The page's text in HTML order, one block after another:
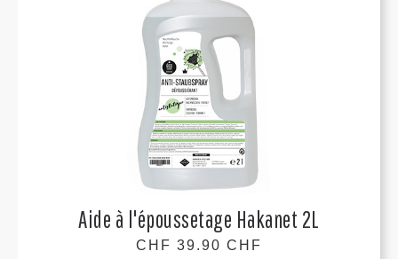
Aide à l'époussetage Hakanet 2L
CHF 39.90 CHF